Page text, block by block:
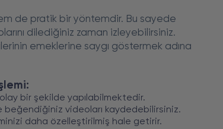
de pratik bir yöntemdir. Bu sayede
dilediğiniz zaman izleyebilirsiniz.
emeklerine saygı göstermek adına
bir şekilde yapılabilmektedir.
beğendiğiniz videoları kaydedebilirsiniz.
daha özelleştirilmiş hale getirir.